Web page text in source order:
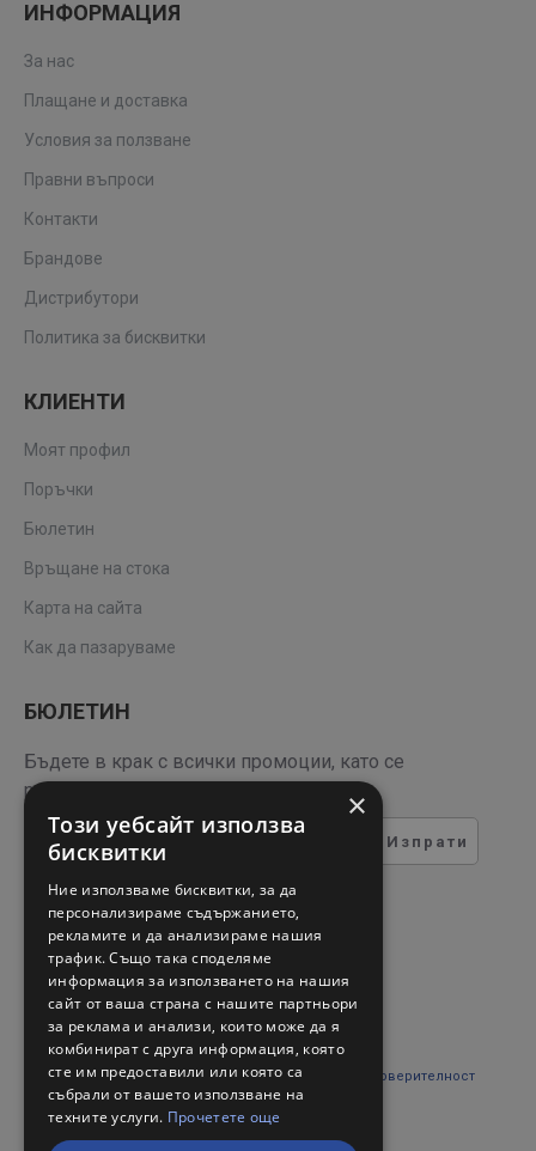
ИНФОРМАЦИЯ
За нас
Плащане и доставка
Условия за ползване
Правни въпроси
Контакти
Брандове
Дистрибутори
Политика за бисквитки
КЛИЕНТИ
Моят профил
Поръчки
Бюлетин
Връщане на стока
Карта на сайта
Как да пазаруваме
БЮЛЕТИН
Бъдете в крак с всички промоции, като се
регистрирате за нашия бюлетин
Изпрати
ТЕСТ ЗА СИГУРНОСТ
Въведете кода в полето
отдолу
Прочетох и съм съгласен с Правни въпроси и поверителност
×
Този уебсайт използва
бисквитки
Ние използваме бисквитки, за да
персонализираме съдържанието,
рекламите и да анализираме нашия
трафик. Също така споделяме
информация за използването на нашия
сайт от ваша страна с нашите партньори
за реклама и анализи, които може да я
комбинират с друга информация, която
сте им предоставили или която са
събрали от вашето използване на
техните услуги. Прочетете още